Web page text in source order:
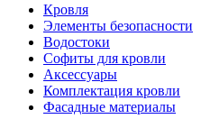
Кровля
Элементы безопасности
Водостоки
Софиты для кровли
Аксессуары
Комплектация кровли
Фасадные материалы